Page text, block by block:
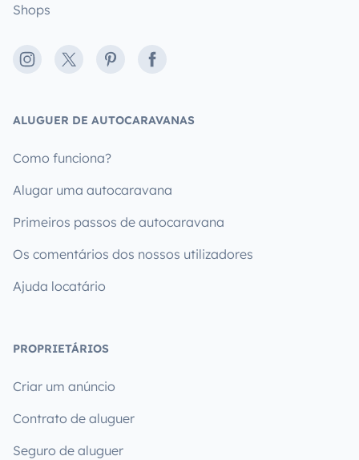
Shops
Instagram
X PinterestFacebook
ALUGUER DE AUTOCARAVANAS
Como funciona?
Alugar uma autocaravana
Primeiros passos de autocaravana
Os comentários dos nossos utilizadores
Ajuda locatário
PROPRIETÁRIOS
Criar um anúncio
Contrato de aluguer
Seguro de aluguer